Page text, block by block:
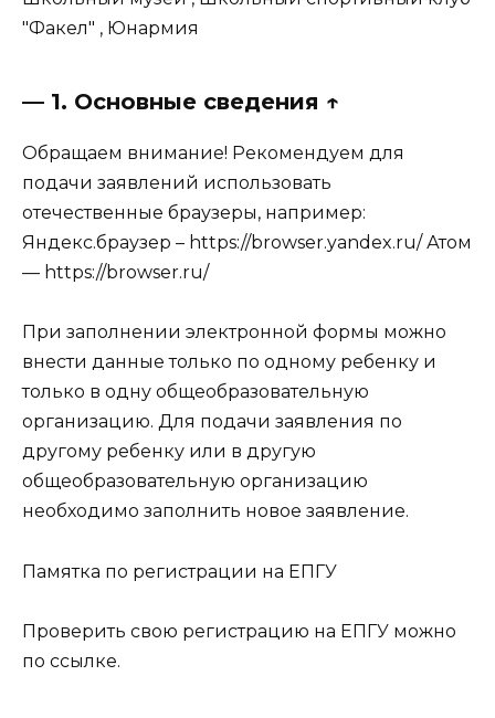
"Факел" , Юнармия
— 1. Основные сведения ↑
Обращаем внимание! Рекомендуем для
подачи заявлений использовать
отечественные браузеры, например:
Яндекс.браузер – https://browser.yandex.ru/ Атом
— https://browser.ru/
При заполнении электронной формы можно
внести данные только по одному ребенку и
только в одну общеобразовательную
организацию. Для подачи заявления по
другому ребенку или в другую
общеобразовательную организацию
необходимо заполнить новое заявление.
Памятка по регистрации на ЕПГУ
Проверить свою регистрацию на ЕПГУ можно
по ссылке.